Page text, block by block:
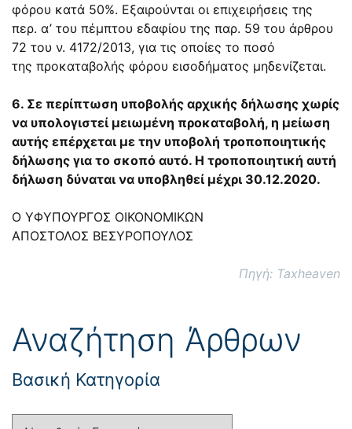
φόρου κατά 50%. Εξαιρούνται οι επιχειρήσεις της
περ. α’ του πέμπτου εδαφίου της παρ. 59 του άρθρου
72 του ν. 4172/2013, για τις οποίες το ποσό
της προκαταβολής φόρου εισοδήματος μηδενίζεται.
6. Σε περίπτωση υποβολής αρχικής δήλωσης χωρίς
να υπολογιστεί μειωμένη προκαταβολή, η μείωση
αυτής επέρχεται με την υποβολή τροποποιητικής
δήλωσης για το σκοπό αυτό. Η τροποποιητική αυτή
δήλωση δύναται να υποβληθεί μέχρι 30.12.2020.
Ο ΥΦΥΠΟΥΡΓΟΣ ΟΙΚΟΝΟΜΙΚΩΝ
ΑΠΟΣΤΟΛΟΣ ΒΕΣΥΡΟΠΟΥΛΟΣ
Πηγή: Taxheaven
Αναζήτηση Άρθρων
Βασική Κατηγορία